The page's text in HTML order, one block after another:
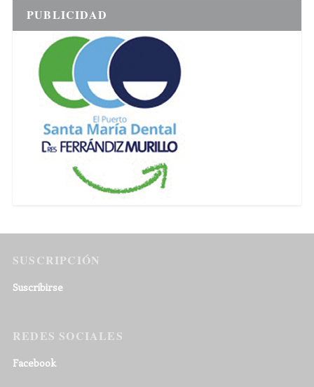
PUBLICIDAD
SUSCRIPCIÓN
Suscribirse
REDES SOCIALES
Facebook